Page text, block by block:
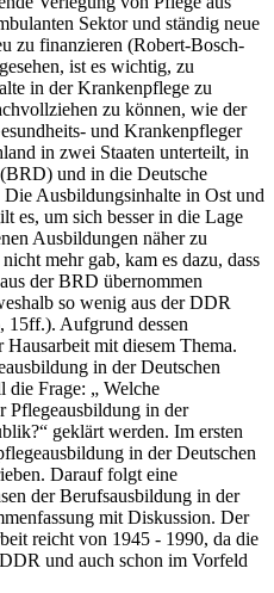
Sektor und ständig neue
zu finanzieren (Robert-Bosch-
ist es wichtig, zu
in der Krankenpflege zu
zu können, wie der
und Krankenpfleger
in zwei Staaten unterteilt, in
und in die Deutsche
Ausbildungsinhalte in Ost und
es, um sich besser in die Lage
Ausbildungen näher zu
mehr gab, kam es dazu, dass
der BRD übernommen
so wenig aus der DDR
15ff.). Aufgrund dessen
mit diesem Thema.
in der Deutschen
die Frage: „ Welche
Pflegeausbildung in der
geklärt werden. Im ersten
in der Deutschen
Darauf folgt eine
der Berufsausbildung in der
mit Diskussion. Der
reicht von 1945 - 1990, da die
und auch schon im Vorfeld